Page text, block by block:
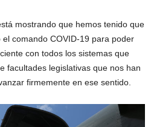
mostrando que hemos tenido que
comando COVID-19 para poder
con todos los sistemas que
facultades legislativas que nos han
firmemente en ese sentido.